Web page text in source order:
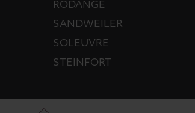
RODANGE
SANDWEILER
SOLEUVRE
STEINFORT